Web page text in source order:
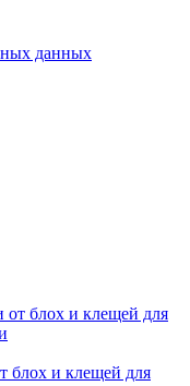
данных
блох и клещей для